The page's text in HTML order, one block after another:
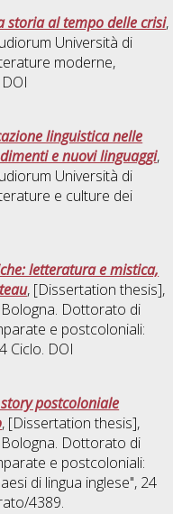
storia al tempo delle crisi,
Università di
moderne,
linguistica nelle
e nuovi linguaggi,
Università di
e culture dei
letteratura e mistica,
, [Dissertation thesis],
Dottorato di
e postcoloniali:
Ciclo. DOI
postcoloniale
, [Dissertation thesis],
Dottorato di
e postcoloniali:
di lingua inglese", 24
4389.